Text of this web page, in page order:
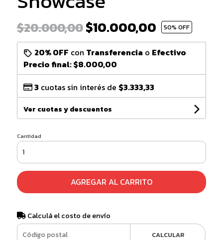
$20.000,00$10.000,00 50% OFF
20% OFF con Transferencia o Efectivo
Precio final:$8.000,00
3 cuotas sin interés de $3.333,33
Ver cuotas y descuentos
Cantidad
AGREGAR AL CARRITO
Calculá el costo de envío
CALCULAR